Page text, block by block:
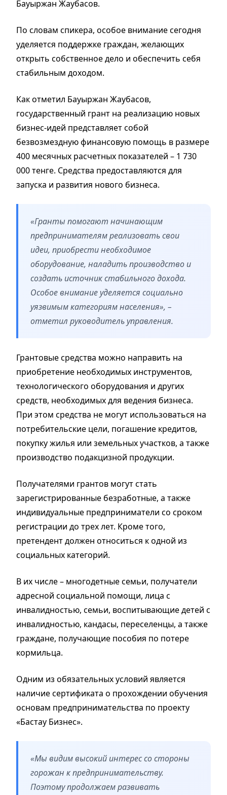
Бауыржан Жаубасов.
По словам спикера, особое внимание сегодня
уделяется поддержке граждан, желающих
открыть собственное дело и обеспечить себя
стабильным доходом.
Как отметил Бауыржан Жаубасов,
государственный грант на реализацию новых
бизнес-идей представляет собой
безвозмездную финансовую помощь в размере
400 месячных расчетных показателей – 1 730
000 тенге. Средства предоставляются для
запуска и развития нового бизнеса.
«Гранты помогают начинающим
предпринимателям реализовать свои
идеи, приобрести необходимое
оборудование, наладить производство и
создать источник стабильного дохода.
Особое внимание уделяется социально
уязвимым категориям населения», –
отметил руководитель управления.
Грантовые средства можно направить на
приобретение необходимых инструментов,
технологического оборудования и других
средств, необходимых для ведения бизнеса.
При этом средства не могут использоваться на
потребительские цели, погашение кредитов,
покупку жилья или земельных участков, а также
производство подакцизной продукции.
Получателями грантов могут стать
зарегистрированные безработные, а также
индивидуальные предприниматели со сроком
регистрации до трех лет. Кроме того,
претендент должен относиться к одной из
социальных категорий.
В их числе – многодетные семьи, получатели
адресной социальной помощи, лица с
инвалидностью, семьи, воспитывающие детей с
инвалидностью, кандасы, переселенцы, а также
граждане, получающие пособия по потере
кормильца.
Одним из обязательных условий является
наличие сертификата о прохождении обучения
основам предпринимательства по проекту
«Бастау Бизнес».
«Мы видим высокий интерес со стороны
горожан к предпринимательству.
Поэтому продолжаем развивать